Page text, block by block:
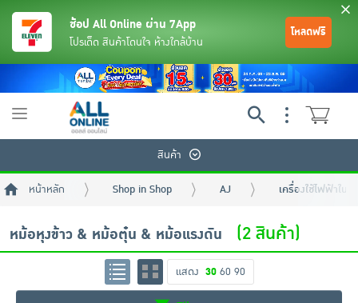
ช้อป All Online ผ่าน 7App
โปรเด็ด สินค้าโดนใจ ห้างใกล้บ้าน
โหลดฟรี
Toggle
สินค้า
หน้าหลัก Shop in Shop AJ เครื่องใช้ไฟฟ้าในค
หม้อหุงข้าว & หม้อตุ๋น & หม้อแรงดัน (2 สินค้า)
แสดง 30 60 90